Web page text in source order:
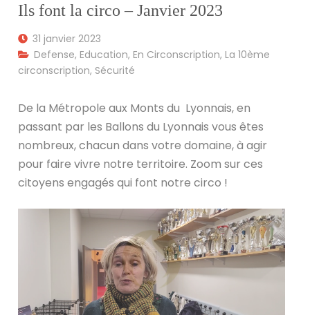
Ils font la circo – Janvier 2023
31 janvier 2023
Defense,Education,En Circonscription,La 10ème
circonscription, Sécurité
De la Métropole aux Monts du Lyonnais, en
passant par les Ballons du Lyonnais vous êtes
nombreux, chacun dans votre domaine, à agir
pour faire vivre notre territoire. Zoom sur ces
citoyens engagés qui font notre circo !